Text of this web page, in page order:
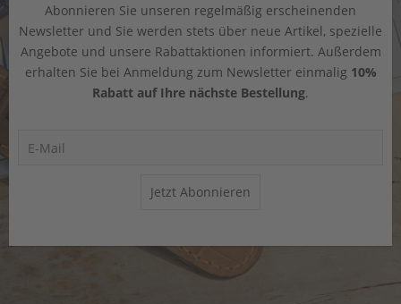
Abonnieren Sie unseren regelmäßig erscheinenden
Newsletter und Sie werden stets über neue Artikel, spezielle
Angebote und unsere Rabattaktionen informiert. Außerdem
erhalten Sie bei Anmeldung zum Newsletter einmalig 10%
Rabatt auf Ihre nächste Bestellung.
Jetzt Abonnieren